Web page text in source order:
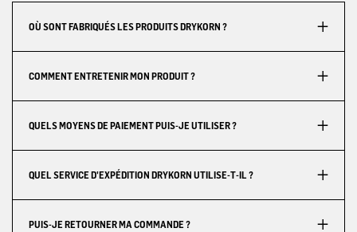
OÙ SONT FABRIQUÉS LES PRODUITS DRYKORN ?
COMMENT ENTRETENIR MON PRODUIT ?
QUELS MOYENS DE PAIEMENT PUIS-JE UTILISER ?
QUEL SERVICE D'EXPÉDITION DRYKORN UTILISE-T-IL ?
PUIS-JE RETOURNER MA COMMANDE ?